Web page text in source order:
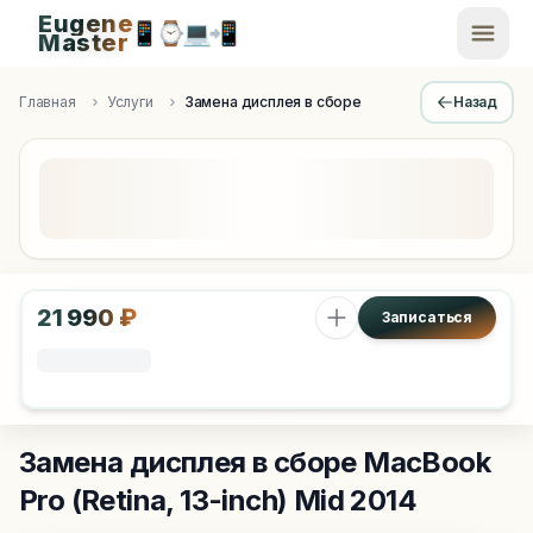
Apple Diagnostics & Engineering Authority in Saint
Eugene
Master📱 ⌚💻📲
Главная Услуги Замена дисплея в сборе Назад
21 990 ₽ Записаться
Замена дисплея в сбореMacBook
Pro (Retina, 13-inch) Mid 2014